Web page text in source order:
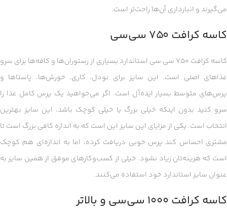
می‌گیرند و انبارداری آن‌ها راحت‌تر است.
کاسه کرافت ۷۵۰ سی‌سی
کاسه کرافت ۷۵۰ سی سی استاندارد بسیاری از رستوران‌ها و کافه‌ها برای سرو
غذاهای اصلی است. این سایز برای نودل، کاری، خورش‌ها، پاستاها و
پرس‌های متوسط بسیار ایده‌آل است. اگر می‌خواهید یک پرس کامل غذا را
سرو کنید بدون اینکه خیلی بزرگ یا خیلی کوچک باشد، این سایز بهترین
انتخاب است. یکی از مزایای این سایز این است که به اندازه کافی بزرگ است تا
مشتری احساس کند پرس خوبی دریافت کرده، اما به اندازه‌ای هم کوچک
است که هزینه‌تان زیاد نشود. خیلی از کسب‌وکارهای موفق از همین سایز به
عنوان سایز استاندارد خود استفاده می‌کنند.
کاسه کرافت ۱۰۰۰ سی‌سی و بالاتر